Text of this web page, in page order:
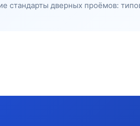
стандарты дверных проёмов: